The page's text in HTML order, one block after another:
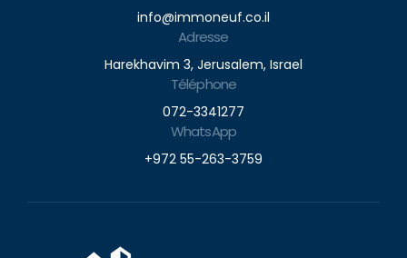
info@immoneuf.co.il
Adresse
Harekhavim 3, Jerusalem, Israel
Téléphone
072-3341277
WhatsApp
+972 55-263-3759